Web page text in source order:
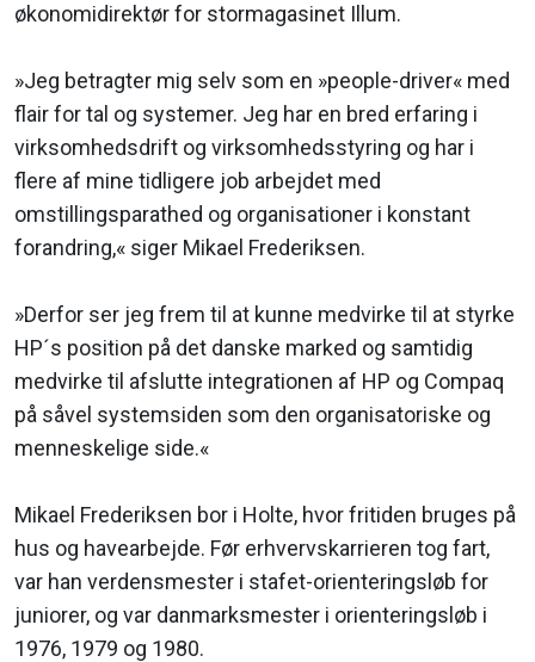
økonomidirektør for stormagasinet Illum.
»Jeg betragter mig selv som en »people-driver« med
flair for tal og systemer. Jeg har en bred erfaring i
virksomhedsdrift og virksomhedsstyring og har i
flere af mine tidligere job arbejdet med
omstillingsparathed og organisationer i konstant
forandring,« siger Mikael Frederiksen.
»Derfor ser jeg frem til at kunne medvirke til at styrke
HP´s position på det danske marked og samtidig
medvirke til afslutte integrationen af HP og Compaq
på såvel systemsiden som den organisatoriske og
menneskelige side.«
Mikael Frederiksen bor i Holte, hvor fritiden bruges på
hus og havearbejde. Før erhvervskarrieren tog fart,
var han verdensmester i stafet-orienteringsløb for
juniorer, og var danmarksmester i orienteringsløb i
1976, 1979 og 1980.